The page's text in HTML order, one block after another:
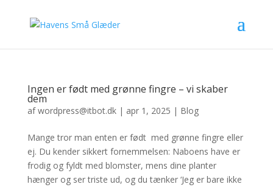
Ingen er født med grønne fingre – vi skaber
dem
afwordpress@itbot.dk| apr 1, 2025 | Blog
Mange tror man enten er født med grønne fingre eller
ej. Du kender sikkert fornemmelsen: Naboens have er
frodig og fyldt med blomster, mens dine planter
hænger og ser triste ud, og du tænker ‘Jeg er bare ikke